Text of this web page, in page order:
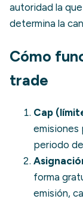
autoridad la
determina la
Cómo
trade
Cap
emisiones
periodo
forma
emisión,